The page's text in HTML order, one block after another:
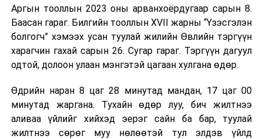
Аргын тооллын 2023 оны арванхоёрдугаар сарын 8.
Баасан гараг. Билгийн тооллын XVII жарны “Үзэсгэлэн
болгогч” хэмээх усан туулай жилийн Өвлийн тэргүүн
харагчин гахай сарын 26. Сугар гараг. Тэргүүн дагуул
одтой, долоон улаан мэнгэтэй цагаан хулгана өдөр.
Өдрийн наран 8 цаг 28 минутад мандан, 17 цаг 00
минутад жаргана. Тухайн өдөр луу, бич жилтнээ
аливаа үйлийг хийхэд эерэг сайн ба бар, туулай
жилтнээ сөрөг муу нөлөөтэй тул элдэв үйлд